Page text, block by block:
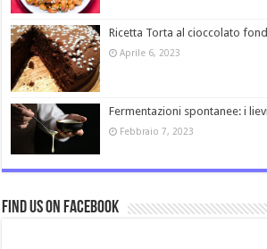
Ricetta Torta al cioccolato
Aprile 6, 2023
Fermentazioni spontanee: i
Febbraio 7, 2023
Find us on Facebook